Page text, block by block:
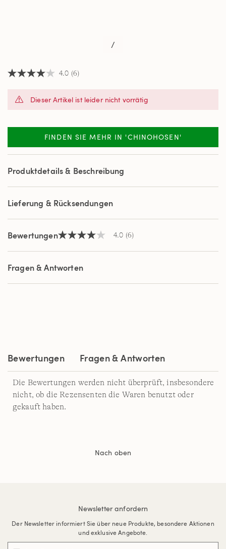
/
4.0
Sternen,
Bewertung.
Reviews.
Link
derselben
4.0 (6)
Dieser Artikel ist leider nicht vorrätig
FINDEN SIE MEHR IN 'CHINOHOSEN'
Produktdetails & Beschreibung
Lieferung & Rücksendungen
Bewertungen4.0
5
Sternen,
Durchschnittswert
Bewertung.
4.0 (6)
Fragen & Antworten
Bewertungen Fragen & Antworten
Die Bewertungen werden nicht überprüft, insbesondere
nicht, ob die Rezensenten die Waren benutzt oder
gekauft haben.
Nach oben
Newsletter anfordern
Der Newsletter informiert Sie über neue Produkte, besondere Aktionen
und exklusive Angebote.